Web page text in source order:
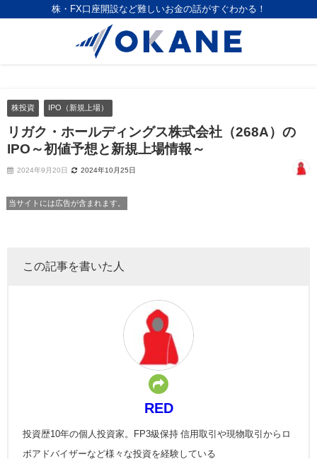
株・FX口座開設など難しいお金の話がすぐわかる！
株投資 IPO（新規上場）
リガク・ホールディングス株式会社（268A）の
IPO～初値予想と新規上場情報～
2024年9月20日 2024年10月25日
当サイトには広告が含まれます。
この記事を書いた人
RED
投資歴10年の個人投資家。FP3級保持 信用取引や現物取引からロ
ボアドバイザーなど様々な投資を経験している